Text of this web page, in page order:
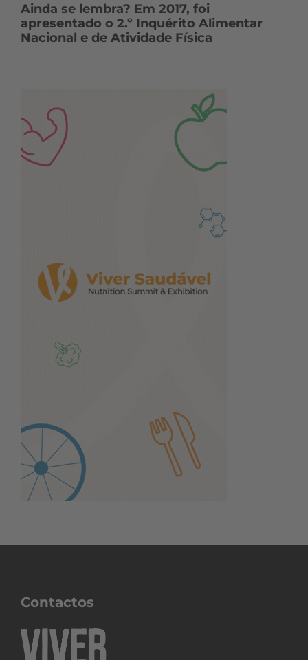
Ainda se lembra? Em 2017, foi
apresentado o 2.º Inquérito Alimentar
Nacional e de Atividade Física
Contactos